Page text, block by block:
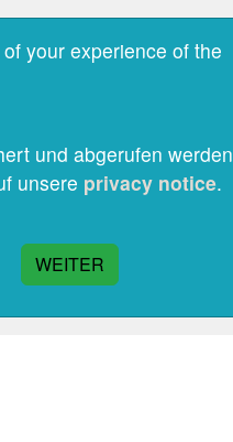
your experience of the
und abgerufen werden
unsere privacy notice.